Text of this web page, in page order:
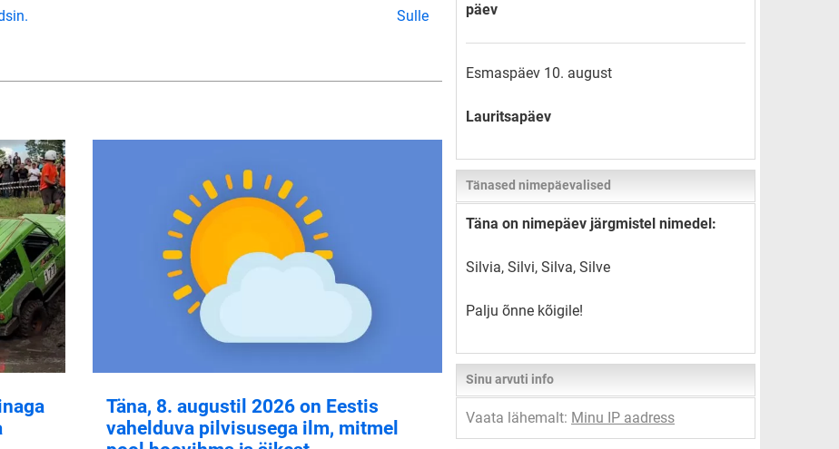
Sulle
Täna, 8. augustil 2026 on Eestis
vahelduva pilvisusega ilm, mitmel
päev
Esmaspäev 10. august
Lauritsapäev
Tänased nimepäevalised
Täna on nimepäev järgmistel nimedel:
Silvia, Silvi, Silva, Silve
Palju õnne kõigile!
Sinu arvuti info
Vaata lähemalt: Minu IP aadress